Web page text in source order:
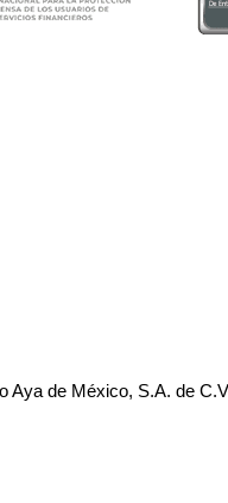
Aya de México, S.A. de